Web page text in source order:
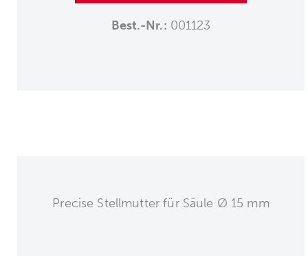
Best.-Nr.: 001123
Precise Stellmutter für Säule Ø 15 mm